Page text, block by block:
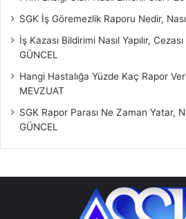
SGK İş Göremezlik Raporu Nedir,
İş Kazası Bildirimi Nasıl Yapılır,
GÜNCEL
Hangi Hastalığa Yüzde Kaç Rapor
MEVZUAT
SGK Rapor Parası Ne Zaman Yatar,
GÜNCEL